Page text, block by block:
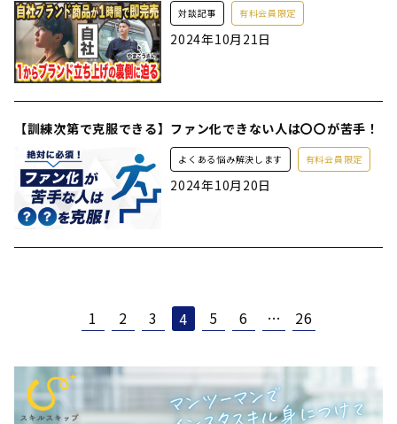
対談記事 有料会員限定
2024年10月21日
【訓練次第で克服できる】ファン化できない人は〇〇が苦手！
よくある悩み解決します 有料会員限定
2024年10月20日
1 2 3 4 5 6 … 26